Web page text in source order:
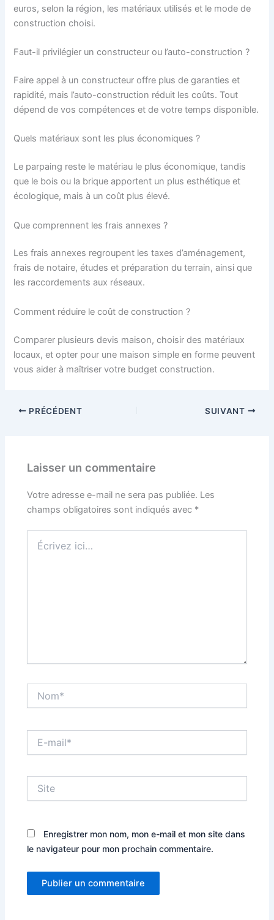
euros, selon la région, les matériaux utilisés et le mode de
construction choisi.
Faut-il privilégier un constructeur ou l’auto-construction ?
Faire appel à un constructeur offre plus de garanties et
rapidité, mais l’auto-construction réduit les coûts. Tout
dépend de vos compétences et de votre temps disponible.
Quels matériaux sont les plus économiques ?
Le parpaing reste le matériau le plus économique, tandis
que le bois ou la brique apportent un plus esthétique et
écologique, mais à un coût plus élevé.
Que comprennent les frais annexes ?
Les frais annexes regroupent les taxes d’aménagement,
frais de notaire, études et préparation du terrain, ainsi que
les raccordements aux réseaux.
Comment réduire le coût de construction ?
Comparer plusieurs devis maison, choisir des matériaux
locaux, et opter pour une maison simple en forme peuvent
vous aider à maîtriser votre budget construction.
PRÉCÉDENT SUIVANT
Laisser un commentaire
Votre adresse e-mail ne sera pas publiée. Les
champs obligatoires sont indiqués avec *
ici…
mail*
Enregistrer mon nom, mon e-mail et mon site dans
le navigateur pour mon prochain commentaire.